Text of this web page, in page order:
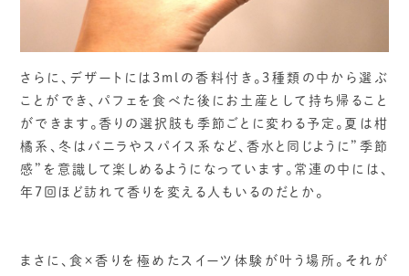
さらに、デザートには3mlの香料付き。3種類の中から選ぶ
ことができ、パフェを食べた後にお土産として持ち帰ること
ができます。香りの選択肢も季節ごとに変わる予定。夏は柑
橘系、冬はバニラやスパイス系など、香水と同じように”季節
感”を意識して楽しめるようになっています。常連の中には、
年7回ほど訪れて香りを変える人もいるのだとか。
まさに、食×香りを極めたスイーツ体験が叶う場所。それが